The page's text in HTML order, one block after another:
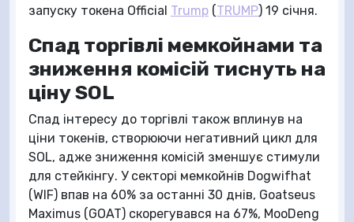
запуску токена Official Trump (TRUMP) 19 січня.
Спад торгівлі мемкойнами та
зниження комісій тиснуть на
ціну SOL
Спад інтересу до торгівлі також вплинув на
ціни токенів, створюючи негативний цикл для
SOL, адже зниження комісій зменшує стимули
для стейкінгу. У секторі мемкойнів Dogwifhat
(WIF) впав на 60% за останні 30 днів, Goatseus
Maximus (GOAT) скорегувався на 67%, MooDeng